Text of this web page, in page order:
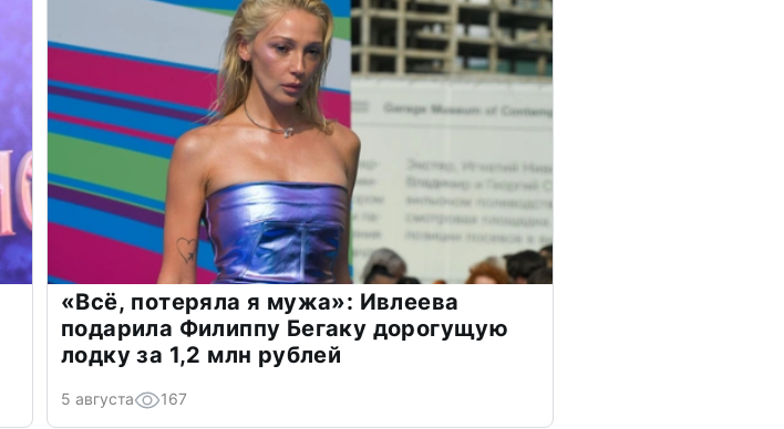
«Всё, потеряла я мужа»: Ивлеева
подарила Филиппу Бегаку дорогущую
лодку за 1,2 млн рублей
5 августа 167